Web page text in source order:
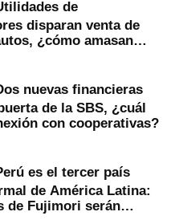
de
disparan venta de
¿cómo amasan
nuevas financieras
de la SBS, ¿cuál
con cooperativas?
es el tercer país
de América Latina:
de Fujimori serán